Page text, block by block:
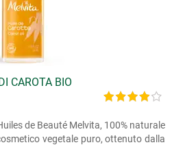
CAROTA BIO
de Beauté Melvita, 100% naturale
vegetale puro, ottenuto dalla